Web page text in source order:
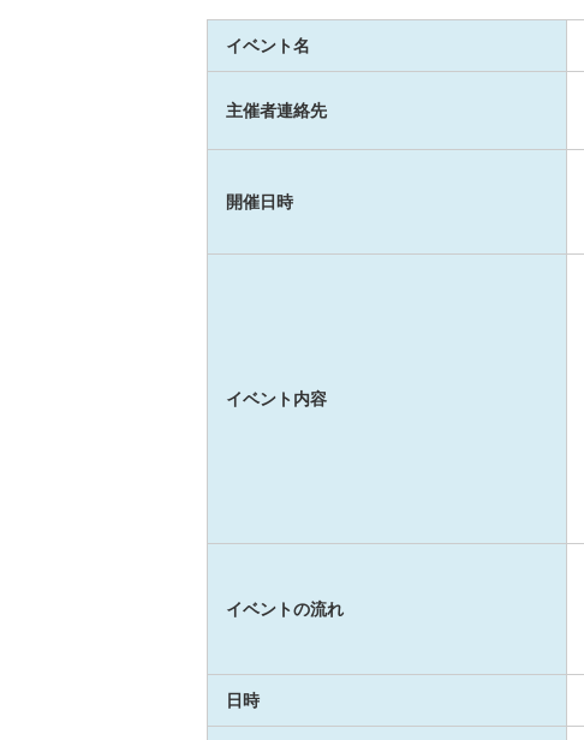
イベント名
主催者連絡先
開催日時
イベント内容
イベントの流れ
日時